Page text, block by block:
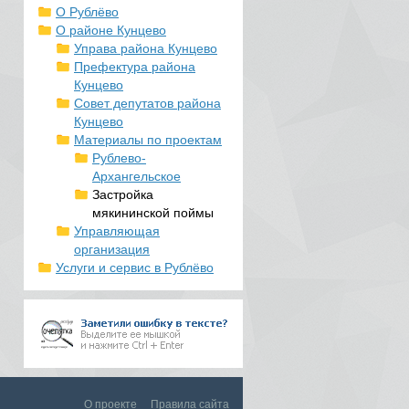
О Рублёво
О районе Кунцево
Управа района Кунцево
Префектура района
Кунцево
Совет депутатов района
Кунцево
Материалы по проектам
Рублево-
Архангельское
Застройка
мякининской поймы
Управляющая
организация
Услуги и сервис в Рублёво
О проекте Правила сайта